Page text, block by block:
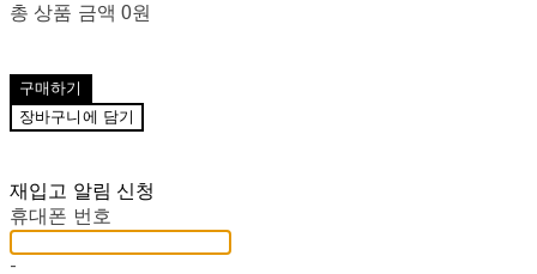
총 상품 금액 0원
구매하기
장바구니에 담기
재입고 알림 신청
휴대폰 번호
-